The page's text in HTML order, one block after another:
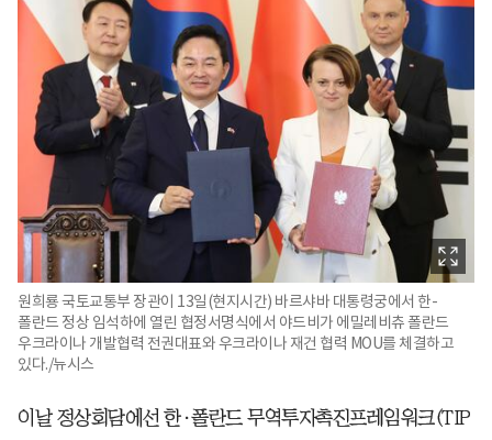
원희룡 국토교통부 장관이 13일(현지시간) 바르샤바 대통령궁에서 한-
폴란드 정상 임석하에 열린 협정서명식에서 야드비가 에밀레비츄 폴란드
우크라이나 개발협력 전권대표와 우크라이나 재건 협력 MOU를 체결하고
있다./뉴시스
이날 정상회담에선 한·폴란드 무역투자촉진프레임워크(TIP